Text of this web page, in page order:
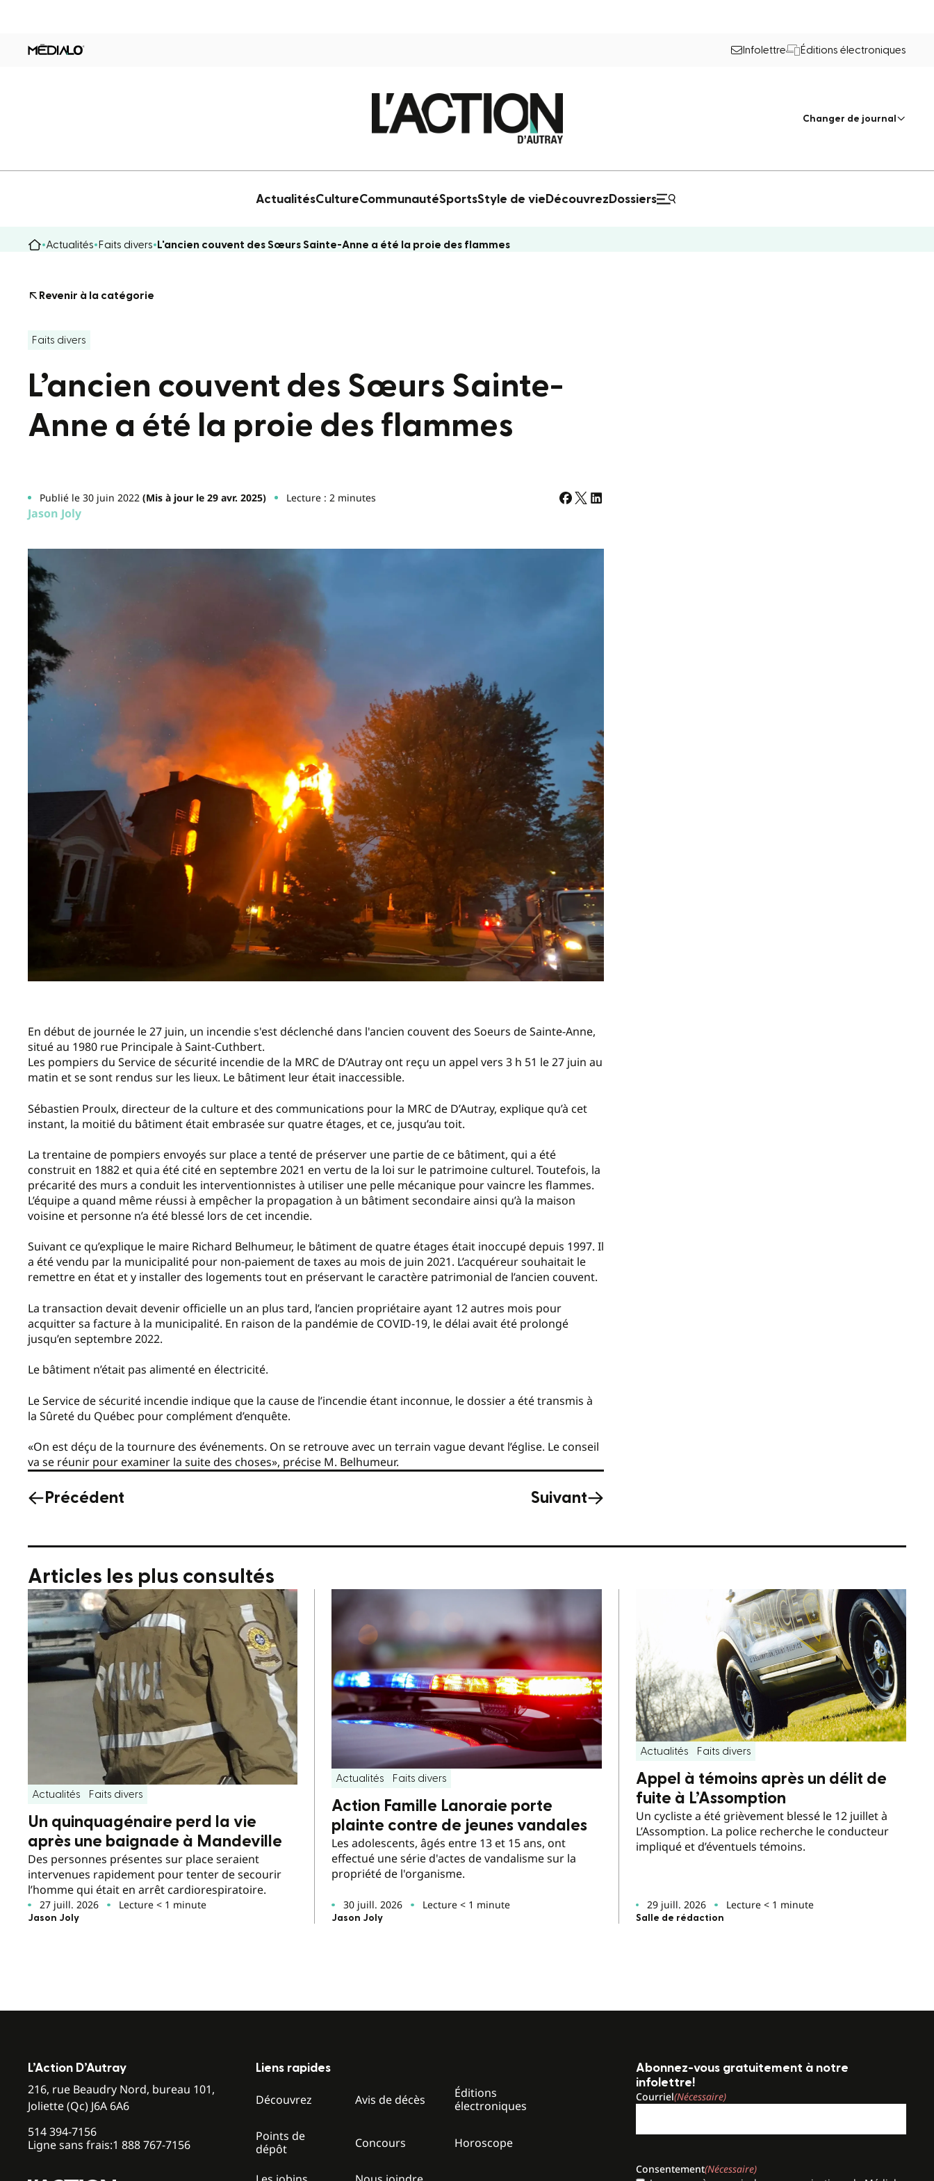
Infolettre Éditions électroniques
Changer de journal
ActualitésCultureCommunautéSportsStyle de vie Découvrez Dossiers
Actualités Faits divers L'ancien couvent des Sœurs Sainte-Anne a été la proie des flammes
Revenir à la catégorie
Faits divers
L’ancien couvent des Sœurs Sainte-
Anne a été la proie des flammes
Publié le 30 juin 2022 (Mis à jour le 29 avr. 2025) Lecture : 2 minutes
Jason Joly
En début de journée le 27 juin, un incendie s'est déclenché dans l'ancien couvent des Soeurs de Sainte-Anne,
situé au 1980 rue Principale à Saint-Cuthbert.
Les pompiers du Service de sécurité incendie de la MRC de D’Autray ont reçu un appel vers 3 h 51 le 27 juin au
matin et se sont rendus sur les lieux. Le bâtiment leur était inaccessible.
Sébastien Proulx, directeur de la culture et des communications pour la MRC de D’Autray, explique qu’à cet
instant, la moitié du bâtiment était embrasée sur quatre étages, et ce, jusqu’au toit.
La trentaine de pompiers envoyés sur place a tenté de préserver une partie de ce bâtiment, qui a été
construit en 1882 et qui a été cité en septembre 2021 en vertu de la loi sur le patrimoine culturel. Toutefois, la
précarité des murs a conduit les interventionnistes à utiliser une pelle mécanique pour vaincre les flammes.
L’équipe a quand même réussi à empêcher la propagation à un bâtiment secondaire ainsi qu’à la maison
voisine et personne n’a été blessé lors de cet incendie.
Suivant ce qu’explique le maire Richard Belhumeur, le bâtiment de quatre étages était inoccupé depuis 1997. Il
a été vendu par la municipalité pour non-paiement de taxes au mois de juin 2021. L’acquéreur souhaitait le
remettre en état et y installer des logements tout en préservant le caractère patrimonial de l’ancien couvent.
La transaction devait devenir officielle un an plus tard, l’ancien propriétaire ayant 12 autres mois pour
acquitter sa facture à la municipalité. En raison de la pandémie de COVID-19, le délai avait été prolongé
jusqu’en septembre 2022.
Le bâtiment n’était pas alimenté en électricité.
Le Service de sécurité incendie indique que la cause de l’incendie étant inconnue, le dossier a été transmis à
la Sûreté du Québec pour complément d’enquête.
«On est déçu de la tournure des événements. On se retrouve avec un terrain vague devant l’église. Le conseil
va se réunir pour examiner la suite des choses», précise M. Belhumeur.
Précédent Suivant
Articles les plus consultés
Actualités Faits divers
Un quinquagénaire perd la vie
après une baignade à Mandeville
Des personnes présentes sur place seraient
intervenues rapidement pour tenter de secourir
l’homme qui était en arrêt cardiorespiratoire.
27 juill. 2026 Lecture < 1 minute
Jason Joly
Actualités Faits divers
Action Famille Lanoraie porte
plainte contre de jeunes vandales
Les adolescents, âgés entre 13 et 15 ans, ont
effectué une série d'actes de vandalisme sur la
propriété de l'organisme.
30 juill. 2026 Lecture < 1 minute
Jason Joly
Actualités Faits divers
Appel à témoins après un délit de
fuite à L’Assomption
Un cycliste a été grièvement blessé le 12 juillet à
L’Assomption. La police recherche le conducteur
impliqué et d’éventuels témoins.
29 juill. 2026 Lecture < 1 minute
Salle de rédaction
L’Action D’Autray
216, rue Beaudry Nord, bureau 101,
Joliette (Qc) J6A 6A6
514 394-7156
Ligne sans frais:1 888 767-7156
Liens rapides
Découvrez Avis de décès
Éditions
électroniques
Points de
dépôt
Concours Horoscope
Abonnez-vous gratuitement à notre
infolettre!
Courriel(Nécessaire)
Consentement(Nécessaire)